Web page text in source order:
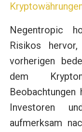
Negentropic
Risikos
vorherigen
dem
Investoren
aufmerksam